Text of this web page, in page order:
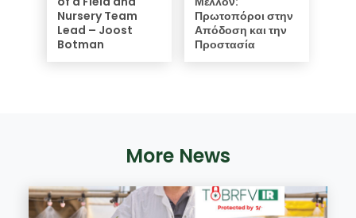
Nursery Team
Lead – Joost
Botman
Πρωτοπόροι στην
Απόδοση και την
Προστασία
More News